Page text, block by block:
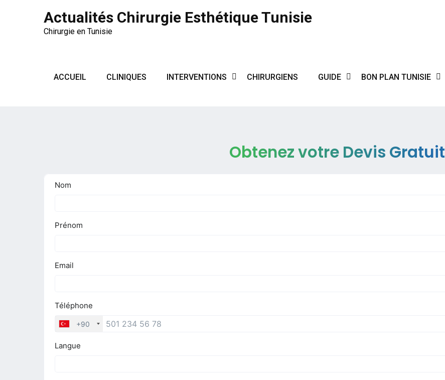
Actualités Chirurgie Esthétique Tunisie
Chirurgie en Tunisie
ACCUEIL CLINIQUES INTERVENTIONS CHIRURGIENS GUIDE BON PLAN TUNISIE
Obtenez votre Devis Gratuit